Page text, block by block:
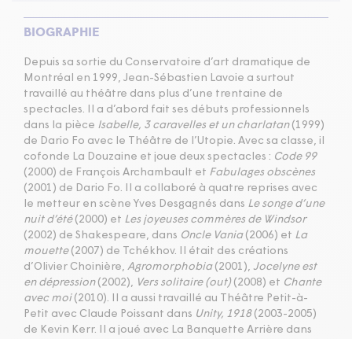
BIOGRAPHIE
Depuis sa sortie du Conservatoire d’art dramatique de
Montréal en 1999, Jean-Sébastien Lavoie a surtout
travaillé au théâtre dans plus d’une trentaine de
spectacles. Il a d’abord fait ses débuts professionnels
dans la pièce Isabelle, 3 caravelles et un charlatan(1999)
de Dario Fo avec le Théâtre de l’Utopie. Avec sa classe, il
cofonde La Douzaine et joue deux spectacles : Code 99
(2000) de François Archambault et Fabulages obscènes
(2001) de Dario Fo. Il a collaboré à quatre reprises avec
le metteur en scène Yves Desgagnés dans Le songe d’une
nuit d’été(2000) et Les joyeuses commères de Windsor
(2002) de Shakespeare, dans Oncle Vania(2006) et La
mouette(2007) de Tchékhov. Il était des créations
d’Olivier Choinière, Agromorphobia(2001), Jocelyne est
en dépression(2002), Vers solitaire (out) (2008) et Chante
avec moi(2010). Il a aussi travaillé au Théâtre Petit-à-
Petit avec Claude Poissant dans Unity, 1918(2003-2005)
de Kevin Kerr. Il a joué avec La Banquette Arrière dans